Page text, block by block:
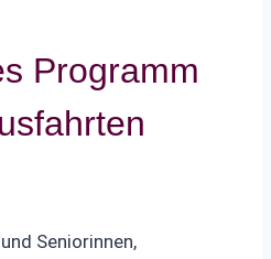
Programm
Seniorinnen,